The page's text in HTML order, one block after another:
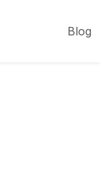
Blog